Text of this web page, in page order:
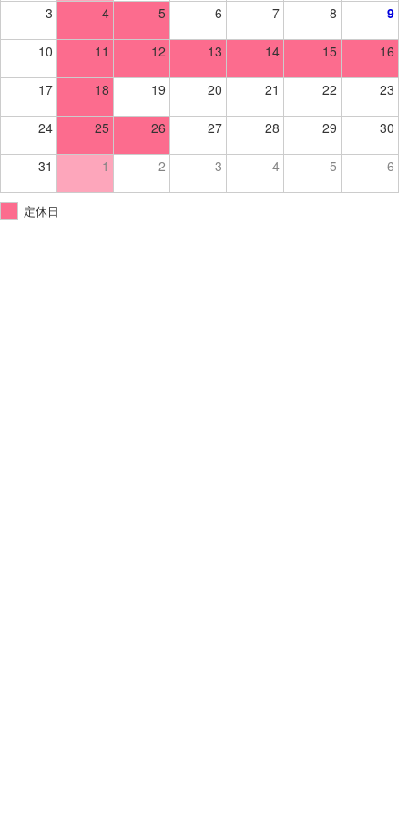
3 4 5 6 7 8 9
10 11 12 13 14 15 16
17 18 19 20 21 22 23
24 25 26 27 28 29 30
31 1 2 3 4 5 6
定休日